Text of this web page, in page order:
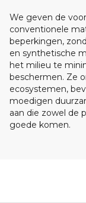
We geven de
conventionele
beperkingen,
en synthetische
het milieu te
beschermen. Ze
ecosystemen,
moedigen
aan die zowel de
goede komen.